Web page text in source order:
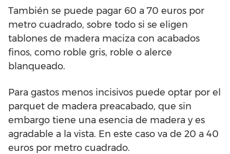
También se puede pagar 60 a 70 euros por
metro cuadrado, sobre todo si se eligen
tablones de madera maciza con acabados
finos, como roble gris, roble o alerce
blanqueado.
Para gastos menos incisivos puede optar por el
parquet de madera preacabado, que sin
embargo tiene una esencia de madera y es
agradable a la vista. En este caso va de 20 a 40
euros por metro cuadrado.